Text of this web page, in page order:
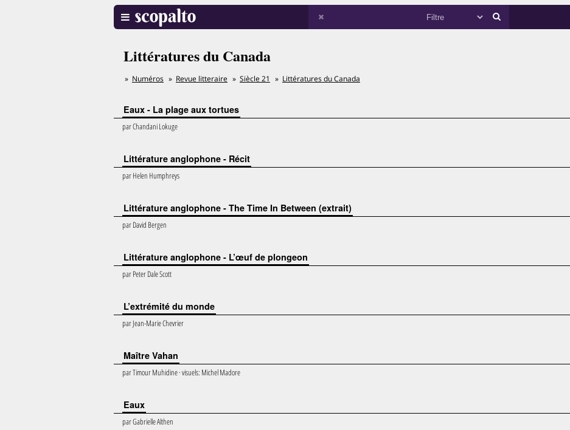
Littératures du Canada
Numéros Revue litteraire Siècle 21 Littératures du Canada
Eaux - La plage aux tortues
parChandani Lokuge
Littérature anglophone - Récit
parHelen Humphreys
Littérature anglophone - The Time In Between (extrait)
parDavid Bergen
Littérature anglophone - L’œuf de plongeon
parPeter Dale Scott
L’extrémité du monde
parJean-Marie Chevrier
Maître Vahan
parTimour Muhidine· visuels: Michel Madore
Eaux
parGabrielle Althen